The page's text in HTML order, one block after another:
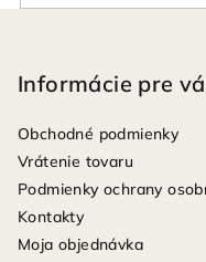
Informácie pre
Obchodné podmienky
Vrátenie tovaru
Podmienky ochrany
Kontakty
Moja objednávka